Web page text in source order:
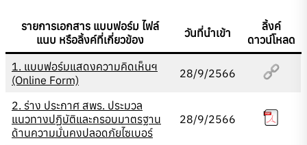
รายการเอกสาร แบบฟอร์ม ไฟล์
แนบ หรือลิ้งค์ที่เกี่ยวข้อง
วันที่นำเข้า
ลิ้งค์
ดาวน์โหลด
1. แบบฟอร์มแสดงความคิดเห็นฯ
(Online Form)
28/9/2566
2. ร่าง ประกาศ สพร. ประมวล
แนวทางปฏิบัติและกรอบมาตรฐาน
ด้านความมั่นคงปลอดภัยไซเบอร์
28/9/2566